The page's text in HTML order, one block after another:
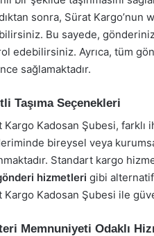
sonra, Sürat
Bu sayede,
edebilirsiniz. Ayrıca, tüm
sağlamaktadır.
Taşıma Seçenekleri
Kargo Kadosan Şubesi, farklı
bireysel veya
Standart kargo
hizmetleri gibi
Kargo Kadosan Şubesi ile
Memnuniyeti Odaklı